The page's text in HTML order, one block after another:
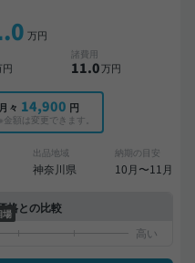
.0 万円
円
諸費用
11.0万円
月々 14,900 円
※金額は変更できます。
出品地域
神奈川県
納期の目安
10月〜11月
格との比較
場